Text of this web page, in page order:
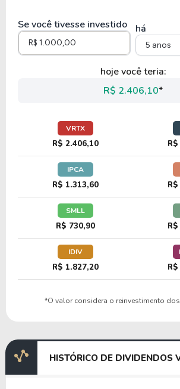
HALO
-125,59
34,61 -
HRMY
13,88
36,30 1,61
36,77
Se você tivesse investido há
5 anos
hoje você teria:
R$ 2.406,10*
VRTX
R$ 2.406,10
IPCA
R$ 1.313,60
SMLL
R$ 730,90
IDIV
R$ 1.827,20
*O valor considera o reinvestimento
HISTÓRICO DE DIVIDENDOS